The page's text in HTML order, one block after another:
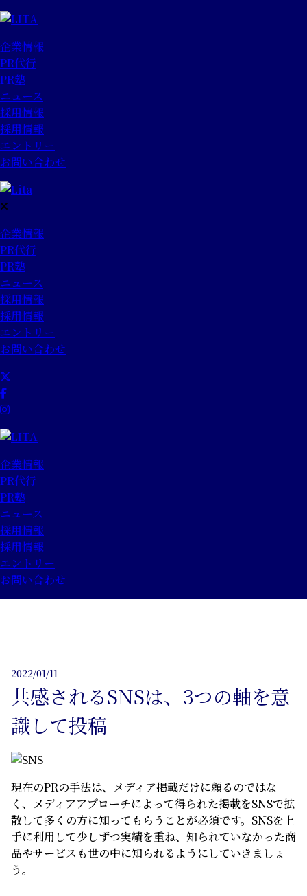
企業情報
PR代行
PR塾
ニュース
採用情報
採用情報
エントリー
お問い合わせ
企業情報
PR代行
PR塾
ニュース
採用情報
採用情報
エントリー
お問い合わせ
企業情報
PR代行
PR塾
ニュース
採用情報
採用情報
エントリー
お問い合わせ
2022/01/11
共感されるSNSは、3つの軸を意
識して投稿
現在のPRの手法は、メディア掲載だけに頼るのではな
く、メディアアプローチによって得られた掲載をSNSで拡
散して多くの方に知ってもらうことが必須です。SNSを上
手に利用して少しずつ実績を重ね、知られていなかった商
品やサービスも世の中に知られるようにしていきましょ
う。